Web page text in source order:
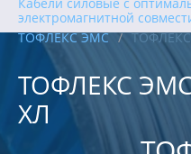
электромагнитной
ТОФЛЕКС ЭМС
ТОФЛЕКС
ТОФЛЕКС ЭМС
ХЛ